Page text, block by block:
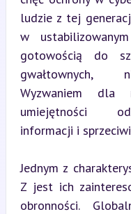
ludzie z tej
w
gotowością do
gwałtownych,
Wyzwaniem dla
umiejętności
informacji i
Jednym z
Z jest ich
obronności.